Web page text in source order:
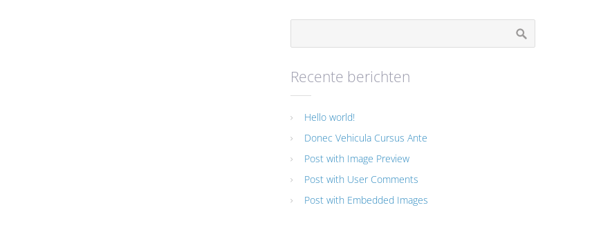
Recente berichten
Hello world!
Donec Vehicula Cursus Ante
Post with Image Preview
Post with User Comments
Post with Embedded Images